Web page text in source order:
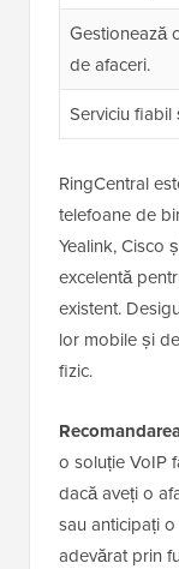
Gestionează
de afaceri.
Serviciu fiabil
RingCentral
telefoane de
Yealink, Cisco
excelentă
existent.
lor mobile și
fizic.
o soluție VoIP
dacă aveți o
sau anticipați
adevărat prin